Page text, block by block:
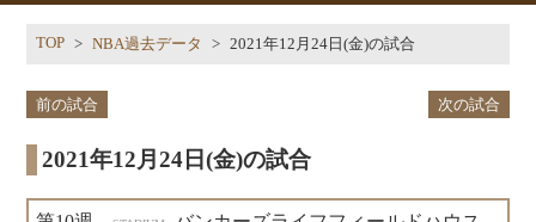
TOP NBA過去データ 2021年12月24日(金)の試合
前の試合 次の試合
2021年12月24日(金)の試合